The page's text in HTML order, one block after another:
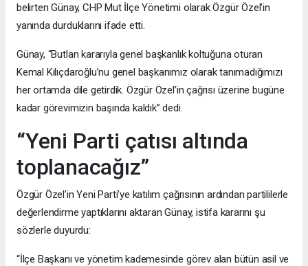
belirten Günay, CHP Mut İlçe Yönetimi olarak Özgür Özel’in
yanında durduklarını ifade etti.
Günay, “Butlan kararıyla genel başkanlık koltuğuna oturan
Kemal Kılıçdaroğlu’nu genel başkanımız olarak tanımadığımızı
her ortamda dile getirdik. Özgür Özel’in çağrısı üzerine bugüne
kadar görevimizin başında kaldık” dedi.
“Yeni Parti çatısı altında
toplanacağız”
Özgür Özel’in Yeni Parti’ye katılım çağrısının ardından partililerle
değerlendirme yaptıklarını aktaran Günay, istifa kararını şu
sözlerle duyurdu:
“İlçe Başkanı ve yönetim kademesinde görev alan bütün asil ve